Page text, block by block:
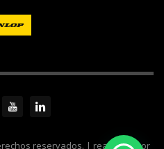
reservados. | realizado por